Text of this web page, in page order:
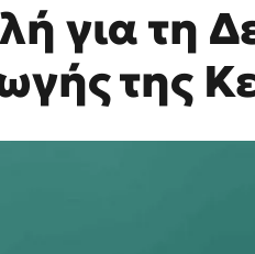
για τη
της